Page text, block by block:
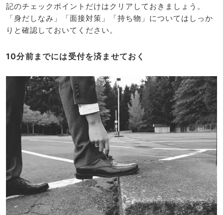
記のチェックポイントだけはクリアしておきましょう。
「身だしなみ」「面接対策」「持ち物」についてはしっか
りと確認しておいてください。
10分前までには受付を済ませておく